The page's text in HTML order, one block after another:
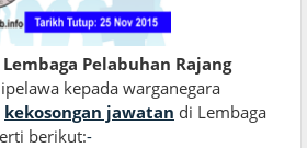
Pelabuhan Rajang
kepada warganegara
kekosongan jawatan di Lembaga
berikut:-